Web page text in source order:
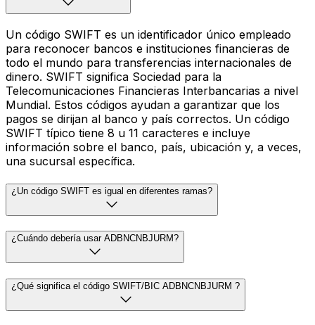
Un código SWIFT es un identificador único empleado
para reconocer bancos e instituciones financieras de
todo el mundo para transferencias internacionales de
dinero. SWIFT significa Sociedad para la
Telecomunicaciones Financieras Interbancarias a nivel
Mundial. Estos códigos ayudan a garantizar que los
pagos se dirijan al banco y país correctos. Un código
SWIFT típico tiene 8 u 11 caracteres e incluye
información sobre el banco, país, ubicación y, a veces,
una sucursal específica.
¿Un código SWIFT es igual en diferentes ramas?
¿Cuándo debería usar ADBNCNBJURM?
¿Qué significa el código SWIFT/BIC ADBNCNBJURM ?